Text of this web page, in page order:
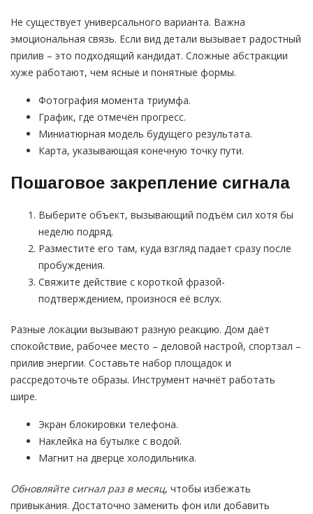
Не существует универсального варианта. Важна
эмоциональная связь. Если вид детали вызывает радостный
прилив – это подходящий кандидат. Сложные абстракции
хуже работают, чем ясные и понятные формы.
Фотография момента триумфа.
График, где отмечён прогресс.
Миниатюрная модель будущего результата.
Карта, указывающая конечную точку пути.
Пошаговое закрепление сигнала
Выберите объект, вызывающий подъём сил хотя бы
неделю подряд.
Разместите его там, куда взгляд падает сразу после
пробуждения.
Свяжите действие с короткой фразой-
подтверждением, произнося её вслух.
Разные локации вызывают разную реакцию. Дом даёт
спокойствие, рабочее место – деловой настрой, спортзал –
прилив энергии. Составьте набор площадок и
рассредоточьте образы. Инструмент начнёт работать
шире.
Экран блокировки телефона.
Наклейка на бутылке с водой.
Магнит на дверце холодильника.
Обновляйте сигнал раз в месяц, чтобы избежать
привыкания. Достаточно заменить фон или добавить